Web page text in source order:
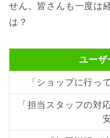
せん。皆さんも一度は
は？
ユーザ
「ショップに行っ
「担当スタッフの対